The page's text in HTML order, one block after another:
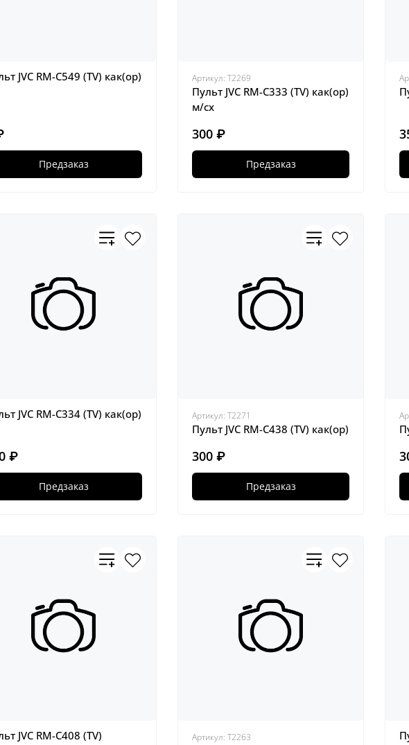
JVC RM-C549 (TV) как(ор)
Предзаказ
Артикул:Т2269
Пульт JVC RM-C333 (TV) как(ор)
м/сх
300 ₽
Предзаказ
JVC RM-C334 (TV) как(ор)
₽
Предзаказ
Артикул:Т2271
Пульт JVC RM-C438 (TV) как(ор)
300 ₽
Предзаказ
JVC RM-C408 (TV) Артикул:Т2263